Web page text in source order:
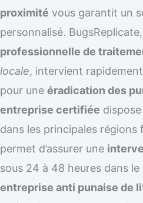
proximité vous garantit un
personnalisé. BugsReplicate,
professionnelle de
locale, intervient
pour une éradication des
entreprise certifiée
dans les principales régions
permet d’assurer une
sous 24 à 48 heures dans
entreprise anti punaise de